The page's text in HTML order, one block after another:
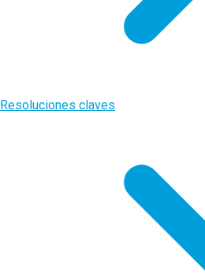
Resoluciones claves